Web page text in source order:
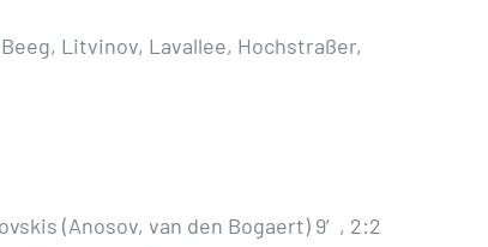
Litvinov, Lavallee, Hochstraßer,
(Anosov, van den Bogaert) 9′, 2:2